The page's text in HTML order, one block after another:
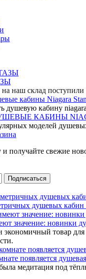
наш склад
кабины Niagara
душевую кабину
КАБИНЫ
моделей
получайте свежие
душевых кабин
значение: новинки
товар
появляется
медитация под